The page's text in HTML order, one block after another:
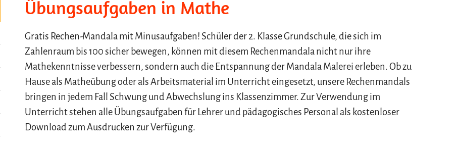
Übungsaufgaben in Mathe
Gratis Rechen-Mandala mit Minusaufgaben! Schüler der 2. Klasse Grundschule, die sich im
Zahlenraum bis 100 sicher bewegen, können mit diesem Rechenmandala nicht nur ihre
Mathekenntnisse verbessern, sondern auch die Entspannung der Mandala Malerei erleben. Ob zu
Hause als Matheübung oder als Arbeitsmaterial im Unterricht eingesetzt, unsere Rechenmandals
bringen in jedem Fall Schwung und Abwechslung ins Klassenzimmer. Zur Verwendung im
Unterricht stehen alle Übungsaufgaben für Lehrer und pädagogisches Personal als kostenloser
Download zum Ausdrucken zur Verfügung.